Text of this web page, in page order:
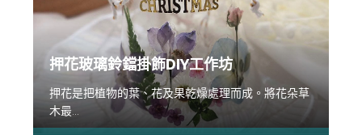
押花玻璃鈴鐺掛飾DIY工作坊
押花是把植物的葉、花及果乾燥處理而成。將花朵草
木最...